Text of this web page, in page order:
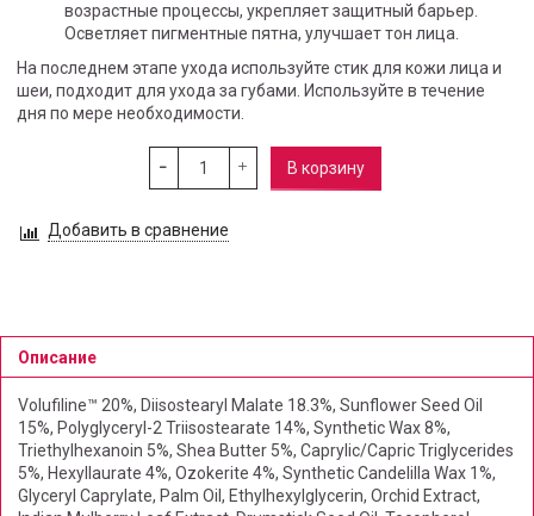
возрастные процессы, укрепляет защитный барьер.
Осветляет пигментные пятна, улучшает тон лица.
На последнем этапе ухода используйте стик для кожи лица и
шеи, подходит для ухода за губами. Используйте в течение
дня по мере необходимости.
В корзину
Добавить в сравнение
Описание
Volufiline™ 20%, Diisostearyl Malate 18.3%, Sunflower Seed Oil
15%, Polyglyceryl-2 Triisostearate 14%, Synthetic Wax 8%,
Triethylhexanoin 5%, Shea Butter 5%, Caprylic/Capric Triglycerides
5%, Hexyllaurate 4%, Ozokerite 4%, Synthetic Candelilla Wax 1%,
Glyceryl Caprylate, Palm Oil, Ethylhexylglycerin, Orchid Extract,